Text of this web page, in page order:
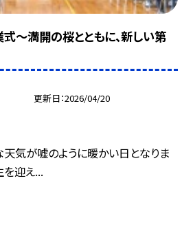
～満開の桜とともに、新しい第
更新日 2026/04/20
気が嘘のように暖かい日となりま
を迎え...